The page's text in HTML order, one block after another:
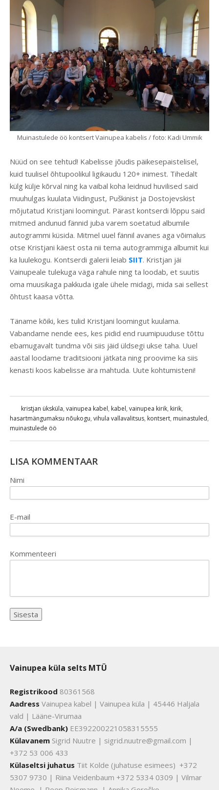
Muinastulede öö kontsert Vainupea kabelis / foto: Kadi Ummik
Nüüd on see tehtud! Kabelisse jõudis päikesepaistelisel,
kuid tuulisel õhtupoolikul ligikaudu 120+ inimest. Tihedalt
külg külje kõrval ning ka vaibal koha leidnud huvilised said
muuhulgas kuulata Viidingust, Puškinist ja Dostojevskist
mõjutatud Kristjani loomingut. Pärast kontserdi lõppu said
mitmed andunud fännid juba varem soetatud albumile
autogrammi küsida. Mitmel uuel fännil avanes aga võimalus
otse Kristjani käest osta nii tema autogrammiga albumit kui
ka luulekogu. Kontserdi galerii leiab SIIT. Kristjan jäi
Vainupeale tulekuga väga rahule ning ta loodab, et suutis
oma muusikaga pakkuda igale ühele midagi, mida sai sellest
õhtust kaasa võtta.
Täname kõiki, kes tulid Kristjani loomingut kuulama.
Vabandame nende ees, kes pidid end ruumipuuduse tõttu
ebamugavalt tundma või siis jäid üldsegi ukse taha. Uuel
aastal loodame traditsiooni jätkata ning proovime ka siis
kenasti koos kabelisse ära mahtuda. Uute kohtumisteni!
kristjan üksküla, vainupea kabel, kabel, vainupea kirik, kirik,
hasartmängumaksu nõukogu, vihula vallavalitsus, kontsert, muinastuled,
muinastulede öö
LISA KOMMENTAAR
Nimi
E-mail
Kommenteeri
Vainupea küla selts MTÜ
Registrikood 80361568
Aadress Vainupea kabel | Vainupea küla | 45446 Haljala
vald | Lääne-Virumaa
A/a (Swedbank) EE392200221058315555
Külavanem Sigrid Nuutre | sigrid.nuutre@gmail.com |
+372 53 006 433
Külaseltsi juhatus Tiit Kolde (juhatuse esimees) +372
5307 9730 | Riina Veidenbaum +372 5334 0309 | Vilmar